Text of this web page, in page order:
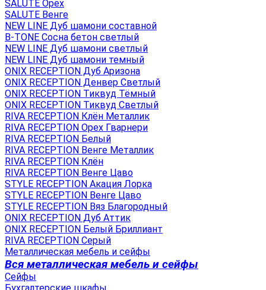
SALUTE Орех
SALUTE Венге
NEW LINE Дуб шамони составной
B-TONE Сосна бетон светлый
NEW LINE Дуб шамони светлый
NEW LINE Дуб шамони темный
ONIX RECEPTION Дуб Аризона
ONIX RECEPTION Денвер Светлый
ONIX RECEPTION Тиквуд Тёмный
ONIX RECEPTION Тиквуд Светлый
RIVA RECEPTION Клён Металлик
RIVA RECEPTION Орех Гварнери
RIVA RECEPTION Белый
RIVA RECEPTION Венге Металлик
RIVA RECEPTION Клён
RIVA RECEPTION Венге Цаво
STYLE RECEPTION Акация Лорка
STYLE RECEPTION Венге Цаво
STYLE RECEPTION Вяз Благородный
ONIX RECEPTION Дуб Аттик
ONIX RECEPTION Белый Бриллиант
RIVA RECEPTION Серый
Металлическая мебель и сейфы
Вся металлическая мебель и сейфы
Сейфы